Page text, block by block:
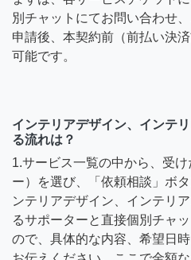
別チャットにてお問い合わせ
申請後、本契約前（前払い決
可能です。
インテリアデザイン、インテ
る流れは？
1.サービス一覧の中から、受
ー）を選び、「依頼相談」ボ
ンテリアデザイン、インテリ
るサポーターと直接個別チャ
ので、具体的な内容、希望日